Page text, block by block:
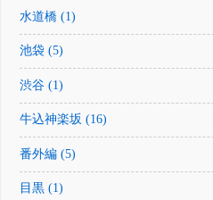
水道橋 (1)
池袋 (5)
渋谷 (1)
牛込神楽坂 (16)
番外編 (5)
目黒 (1)